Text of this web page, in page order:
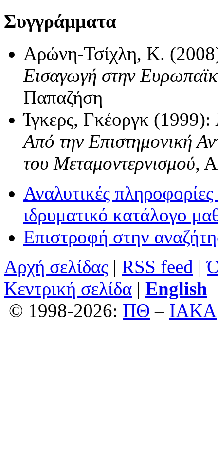
Συγγράμματα
Αρώνη-Τσίχλη, Κ.
Εισαγωγή στην
Παπαζήση
Ίγκερς, Γκέοργκ (1999):
Από την Επιστημονική
του Μεταμοντερνισμού,
Αναλυτικές
ιδρυματικό κατάλογο
Επιστροφή στην
Αρχή σελίδας | RSS feed |
Κεντρική σελίδα | English
© 1998-2026: ΠΘ – ΙΑΚΑ